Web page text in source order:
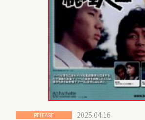
RELEASE 2025.04.16